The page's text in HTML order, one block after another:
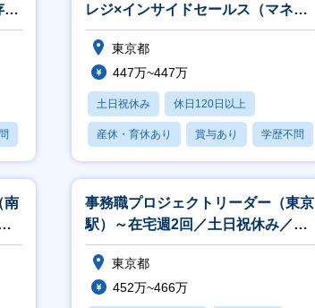
顧
レジ×インサイドセールス（マネジ
メント）
東京都
447万~447万
土日祝休み 休日120日以上
産休・育休あり 賞与あり 学歴不問
南
事務職プロジェクトリーダー（東京
駅）～在宅週2回／土日祝休み／業
務改善／年収452万スタート～
東京都
452万~466万